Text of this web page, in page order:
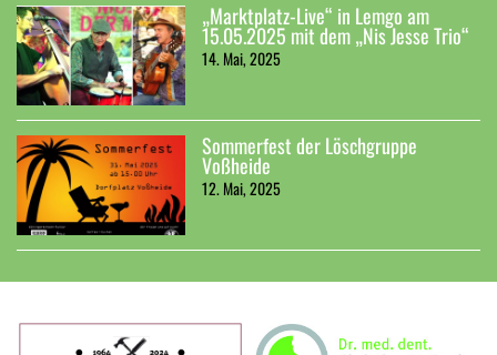
„Marktplatz-Live“ in Lemgo am
15.05.2025 mit dem „Nis Jesse Trio“
14. Mai, 2025
Sommerfest der Löschgruppe
Voßheide
12. Mai, 2025